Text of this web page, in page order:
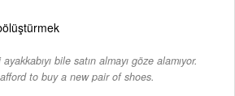
bile satın almayı göze alamıyor.
to buy a new pair of shoes.